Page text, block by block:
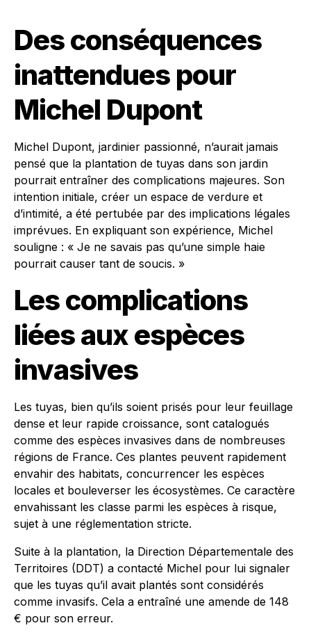
Des conséquences
inattendues pour
Michel Dupont
Michel Dupont, jardinier passionné, n’aurait jamais
pensé que la plantation de tuyas dans son jardin
pourrait entraîner des complications majeures. Son
intention initiale, créer un espace de verdure et
d’intimité, a été pertubée par des implications légales
imprévues. En expliquant son expérience, Michel
souligne : « Je ne savais pas qu’une simple haie
pourrait causer tant de soucis. »
Les complications
liées aux espèces
invasives
Les tuyas, bien qu’ils soient prisés pour leur feuillage
dense et leur rapide croissance, sont catalogués
comme des espèces invasives dans de nombreuses
régions de France. Ces plantes peuvent rapidement
envahir des habitats, concurrencer les espèces
locales et bouleverser les écosystèmes. Ce caractère
envahissant les classe parmi les espèces à risque,
sujet à une réglementation stricte.
Suite à la plantation, la Direction Départementale des
Territoires (DDT) a contacté Michel pour lui signaler
que les tuyas qu’il avait plantés sont considérés
comme invasifs. Cela a entraîné une amende de 148
€ pour son erreur.